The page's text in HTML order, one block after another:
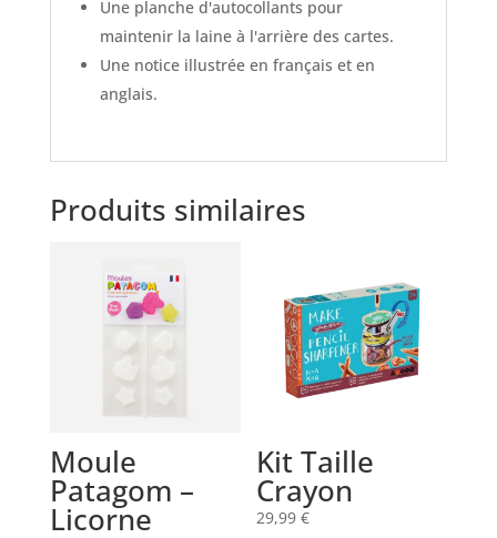
Une planche d'autocollants pour
maintenir la laine à l'arrière des cartes.
Une notice illustrée en français et en
anglais.
Produits similaires
Moule
Patagom –
Licorne
Kit Taille
Crayon
29,99€